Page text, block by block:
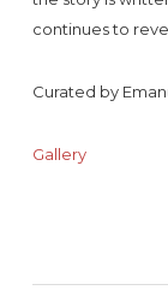
continues to
Curated by
Gallery